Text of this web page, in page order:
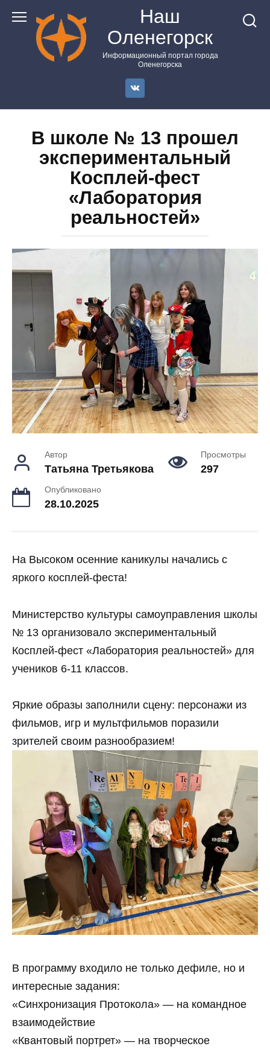
контенту
Наш
Оленегорск
Информационный портал города
Оленегорска
В школе № 13 прошел
экспериментальный
Косплей-фест
«Лаборатория
реальностей»
Автор
Татьяна Третьякова
Просмотры
297
Опубликовано
28.10.2025
На Высоком осенние каникулы начались с
яркого косплей-феста!
Министерство культуры самоуправления школы
№ 13 организовало экспериментальный
Косплей-фест «Лаборатория реальностей» для
учеников 6-11 классов.
Яркие образы заполнили сцену: персонажи из
фильмов, игр и мультфильмов поразили
зрителей своим разнообразием!
В программу входило не только дефиле, но и
интересные задания:
«Синхронизация Протокола» — на командное
взаимодействие
«Квантовый портрет» — на творческое